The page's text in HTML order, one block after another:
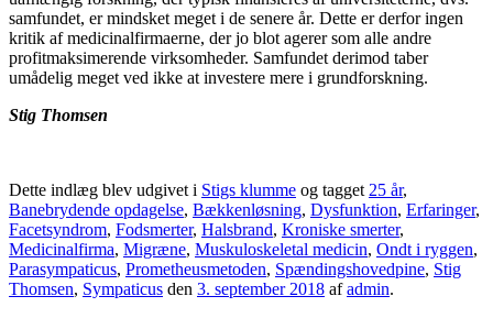
samfundet, er mindsket meget i de senere år. Dette er derfor ingen
kritik af medicinalfirmaerne, der jo blot agerer som alle andre
profitmaksimerende virksomheder. Samfundet derimod taber
umådelig meget ved ikke at investere mere i grundforskning.
Stig Thomsen
Dette indlæg blev udgivet i Stigs klumme og tagget 25 år,
Banebrydende opdagelse, Bækkenløsning, Dysfunktion, Erfaringer,
Facetsyndrom, Fodsmerter, Halsbrand, Kroniske smerter,
Medicinalfirma, Migræne, Muskuloskeletal medicin, Ondt i ryggen,
Parasympaticus, Prometheusmetoden, Spændingshovedpine, Stig
Thomsen, Sympaticus den 3. september 2018 afadmin.